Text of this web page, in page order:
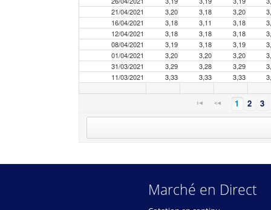
21/04/2021
3,20 3,18 3,20
16/04/2021
3,18 3,11 3,18
12/04/2021
3,18 3,18 3,18
08/04/2021
3,19 3,18 3,19
01/04/2021
3,20 3,20 3,20
31/03/2021
3,29 3,28 3,29
11/03/2021
3,33 3,33 3,33
1 2 3
Marché en Direct